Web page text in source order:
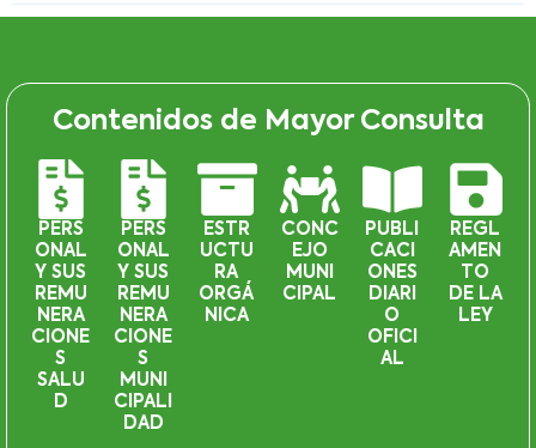
Contenidos de Mayor Consulta
PERS
ONAL
Y SUS
REMU
NERA
CIONE
S
SALU
D
PERS
ONAL
Y SUS
REMU
NERA
CIONE
S
MUNI
CIPALI
DAD
ESTR
UCTU
RA
ORGÁ
NICA
CONC
EJO
MUNI
CIPAL
PUBLI
CACI
ONES
DIARI
O
OFICI
AL
REGL
AMEN
TO
DE LA
LEY